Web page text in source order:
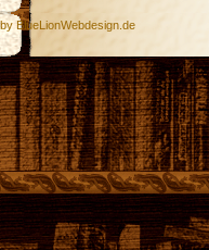
BlueLionWebdesign.de